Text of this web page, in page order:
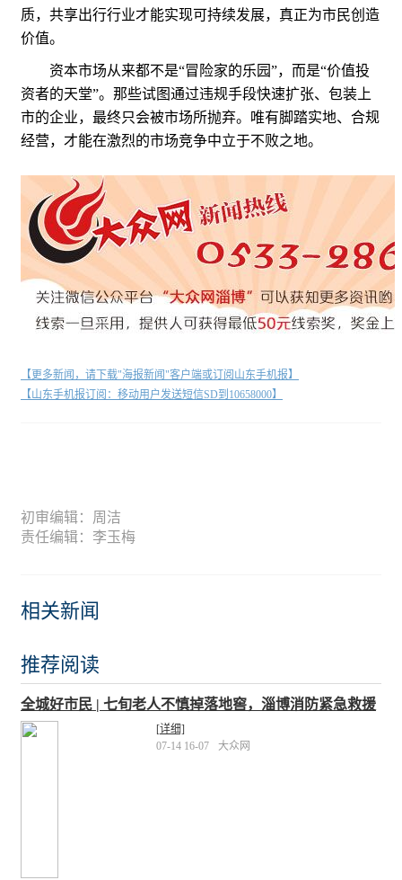
质，共享出行行业才能实现可持续发展，真正为市民创造
价值。
资本市场从来都不是“冒险家的乐园”，而是“价值投
资者的天堂”。那些试图通过违规手段快速扩张、包装上
市的企业，最终只会被市场所抛弃。唯有脚踏实地、合规
经营，才能在激烈的市场竞争中立于不败之地。
【更多新闻，请下载"海报新闻"客户端或订阅山东手机报】
【山东手机报订阅：移动用户发送短信SD到10658000】
初审编辑：周洁
责任编辑：李玉梅
相关新闻
推荐阅读
全城好市民 | 七旬老人不慎掉落地窖，淄博消防紧急救援
[详细]
07-14 16-07
大众网